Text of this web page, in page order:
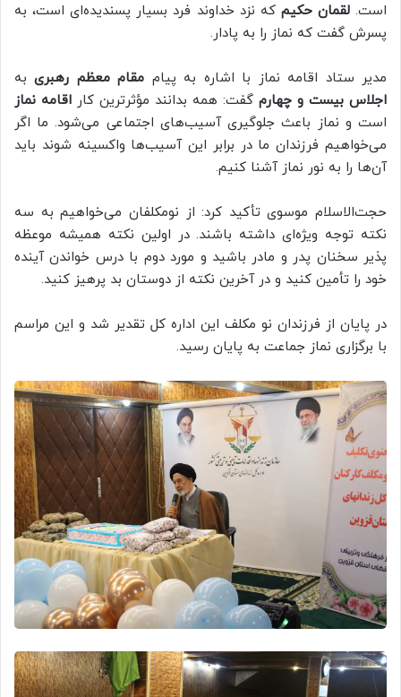
است.لقمان حکیم که نزد خداوند فرد بسیار پسندیده‌ای است، به
پسرش گفت که نماز را به پادار.
مدیر ستاد اقامه نماز با اشاره به پیام مقام معظم رهبریبه
اجلاس بیست و چهارم گفت: همه بدانند مؤثرترین کار اقامه نماز
است و نماز باعث جلوگیری آسیب‌های اجتماعی می‌شود. ما اگر
می‌خواهیم فرزندان ما در برابر این آسیب‌ها واکسینه شوند باید
آن‌ها را به نور نماز آشنا کنیم.
حجت‌الاسلام موسوی تأکید کرد: از نومکلفان می‌خواهیم به سه
نکته توجه ویژه‌ای داشته باشند. در اولین نکته همیشه موعظه
پذیر سخنان پدر و مادر باشید و مورد دوم با درس خواندن آینده
خود را تأمین کنید و در آخرین نکته از دوستان بد پرهیز کنید.
در پایان از فرزندان نو مکلف این اداره کل تقدیر شد و این مراسم
با برگزاری نماز جماعت به پایان رسید.